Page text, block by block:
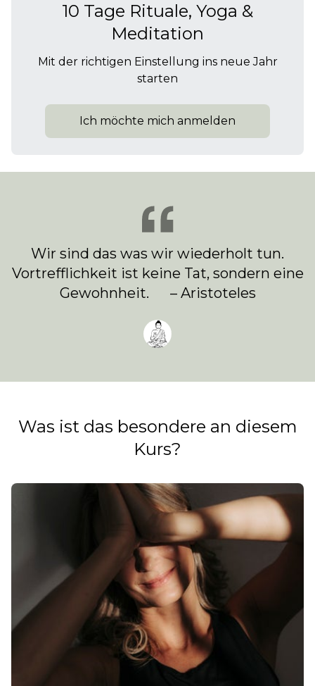
10 Tage Rituale, Yoga &
Meditation
Mit der richtigen Einstellung ins neue Jahr
starten
Ich möchte mich anmelden
Wir sind das was wir wiederholt tun.
Vortrefflichkeit ist keine Tat, sondern eine
Gewohnheit. – Aristoteles
Was ist das besondere an diesem
Kurs?